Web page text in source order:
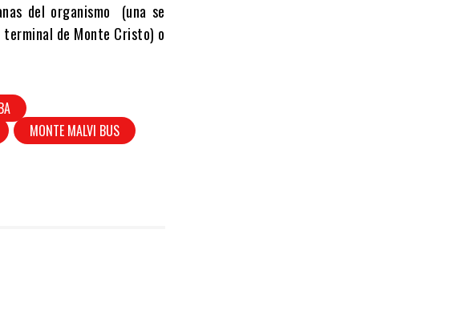
del organismo (una se
de Monte Cristo) o
MONTE MALVI BUS